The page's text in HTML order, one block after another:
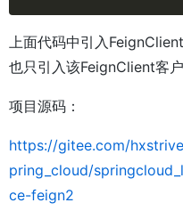
上面代码中引入
也只引入该FeignClient客户
项目源码：
https://gitee.com/
pring_cloud/
ce-feign2